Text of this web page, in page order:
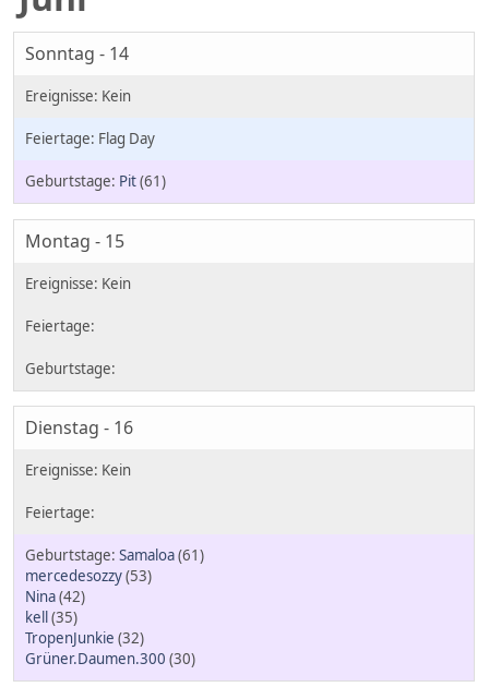
Sonntag - 14
Flag Day
Pit(61)
Montag - 15
Dienstag - 16
Samaloa(61)
mercedesozzy(53)
Nina(42)
kell(35)
TropenJunkie (32)
Grüner.Daumen.300 (30)